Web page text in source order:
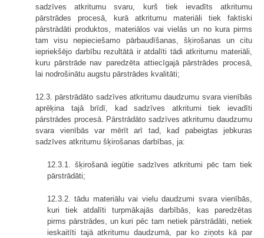
sadzīves atkritumu svaru, kurš tiek ievadīts atkritumu
pārstrādes procesā, kurā atkritumu materiāli tiek faktiski
pārstrādāti produktos, materiālos vai vielās un no kura pirms
tam visu nepieciešamo pārbaudīšanas, šķirošanas un citu
iepriekšējo darbību rezultātā ir atdalīti tādi atkritumu materiāli,
kuru pārstrāde nav paredzēta attiecīgajā pārstrādes procesā,
lai nodrošinātu augstu pārstrādes kvalitāti;
12.3. pārstrādāto sadzīves atkritumu daudzumu svara vienībās
aprēķina tajā brīdī, kad sadzīves atkritumi tiek ievadīti
pārstrādes procesā. Pārstrādāto sadzīves atkritumu daudzumu
svara vienībās var mērīt arī tad, kad pabeigtas jebkuras
sadzīves atkritumu šķirošanas darbības, ja:
12.3.1. šķirošanā iegūtie sadzīves atkritumi pēc tam tiek
pārstrādāti;
12.3.2. tādu materiālu vai vielu daudzumi svara vienībās,
kuri tiek atdalīti turpmākajās darbībās, kas paredzētas
pirms pārstrādes, un kuri pēc tam netiek pārstrādāti, netiek
ieskaitīti tajā atkritumu daudzumā, par ko ziņots kā par